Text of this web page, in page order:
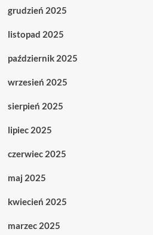
grudzień 2025
listopad 2025
październik 2025
wrzesień 2025
sierpień 2025
lipiec 2025
czerwiec 2025
maj 2025
kwiecień 2025
marzec 2025